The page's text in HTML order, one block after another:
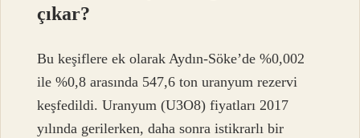
çıkar?
Bu keşiflere ek olarak Aydın-Söke’de %0,002
ile %0,8 arasında 547,6 ton uranyum rezervi
keşfedildi. Uranyum (U3O8) fiyatları 2017
yılında gerilerken, daha sonra istikrarlı bir